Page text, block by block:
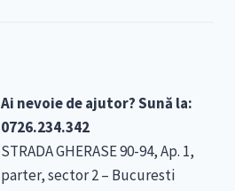
Ai nevoie de ajutor? Sună la:
0726.234.342
STRADA GHERASE 90-94, Ap. 1,
parter, sector 2 – Bucuresti